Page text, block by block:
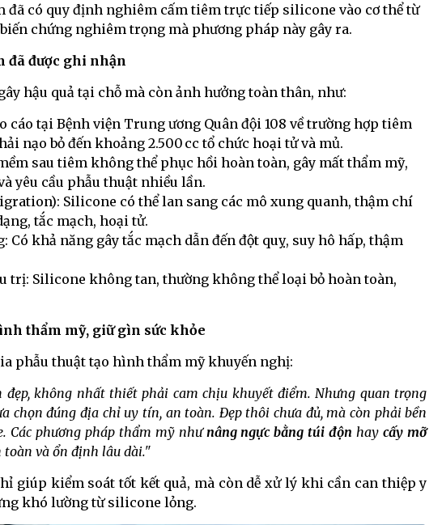
đã có quy định nghiêm cấm tiêm trực tiếp silicone vào cơ thể từ
biến chứng nghiêm trọng mà phương pháp này gây ra.
đã được ghi nhận
hậu quả tại chỗ mà còn ảnh hưởng toàn thân, như:
cáo tại Bệnh viện Trung ương Quân đội 108 về trường hợp tiêm
nạo bỏ đến khoảng 2.500 cc tổ chức hoại tử và mủ.
sau tiêm không thể phục hồi hoàn toàn, gây mất thẩm mỹ,
yêu cầu phẫu thuật nhiều lần.
Silicone có thể lan sang các mô xung quanh, thậm chí
tắc mạch, hoại tử.
Có khả năng gây tắc mạch dẫn đến đột quỵ, suy hô hấp, thậm
trị: Silicone không tan, thường không thể loại bỏ hoàn toàn,
thẩm mỹ, giữ gìn sức khỏe
phẫu thuật tạo hình thẩm mỹ khuyến nghị:
đẹp, không nhất thiết phải cam chịu khuyết điểm. Nhưng quan trọng
chọn đúng địa chỉ uy tín, an toàn. Đẹp thôi chưa đủ, mà còn phải bền
Các phương pháp thẩm mỹ nhưnâng ngực bằng túi độnhaycấy mỡ
và ổn định lâu dài."
giúp kiểm soát tốt kết quả, mà còn dễ xử lý khi cần can thiệp y
khó lường từ silicone lỏng.